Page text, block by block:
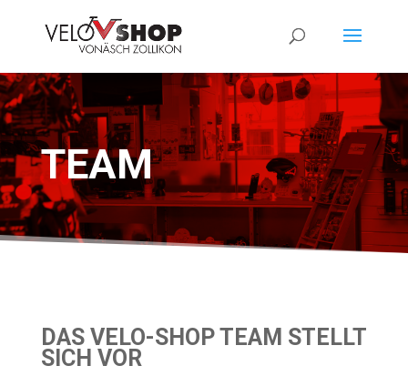
TEAM
DAS VELO-SHOP TEAM STELLT
SICH VOR